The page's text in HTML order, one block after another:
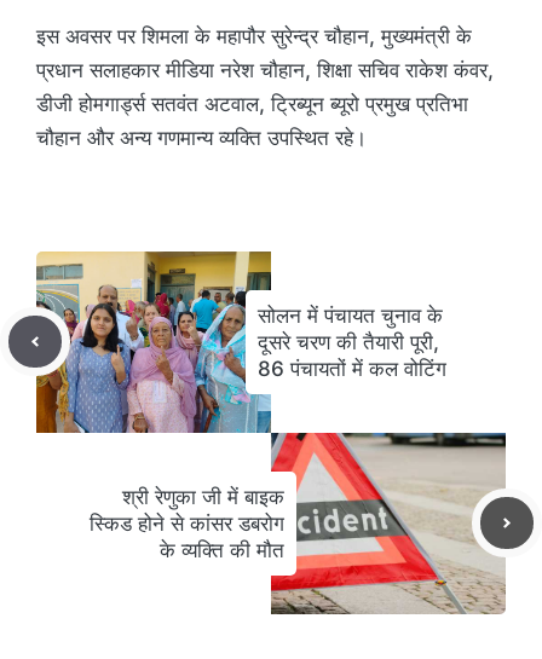
इस अवसर पर शिमला के महापौर सुरेन्द्र चौहान, मुख्यमंत्री के
प्रधान सलाहकार मीडिया नरेश चौहान, शिक्षा सचिव राकेश कंवर,
डीजी होमगार्ड्स सतवंत अटवाल, ट्रिब्यून ब्यूरो प्रमुख प्रतिभा
चौहान और अन्य गणमान्य व्यक्ति उपस्थित रहे।
सोलन में पंचायत चुनाव के
दूसरे चरण की तैयारी पूरी,
86 पंचायतों में कल वोटिंग
श्री रेणुका जी में बाइक
स्किड होने से कांसर डबरोग
के व्यक्ति की मौत